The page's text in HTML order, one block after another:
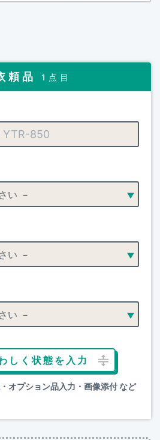
頼品 1点目
しく状態を入力
オプション品入力・画像添付 など